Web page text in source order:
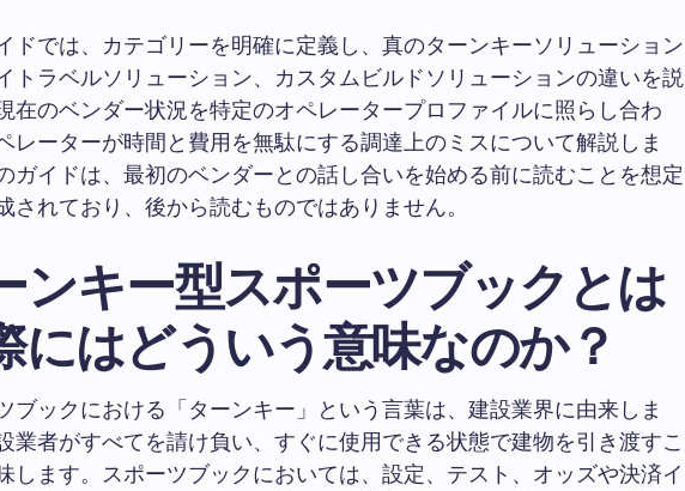
ドでは、カテゴリーを明確に定義し、真のターンキーソリューション
トラベルソリューション、カスタムビルドソリューションの違いを説
在のベンダー状況を特定のオペレータープロファイルに照らし合わ
レーターが時間と費用を無駄にする調達上のミスについて解説しま
ガイドは、最初のベンダーとの話し合いを始める前に読むことを想定
されており、後から読むものではありません。
ンキー型スポーツブックとは
にはどういう意味なのか？
ブックにおける「ターンキー」という言葉は、建設業界に由来しま
業者がすべてを請け負い、すぐに使用できる状態で建物を引き渡すこ
します。スポーツブックにおいては、設定、テスト、オッズや決済イ